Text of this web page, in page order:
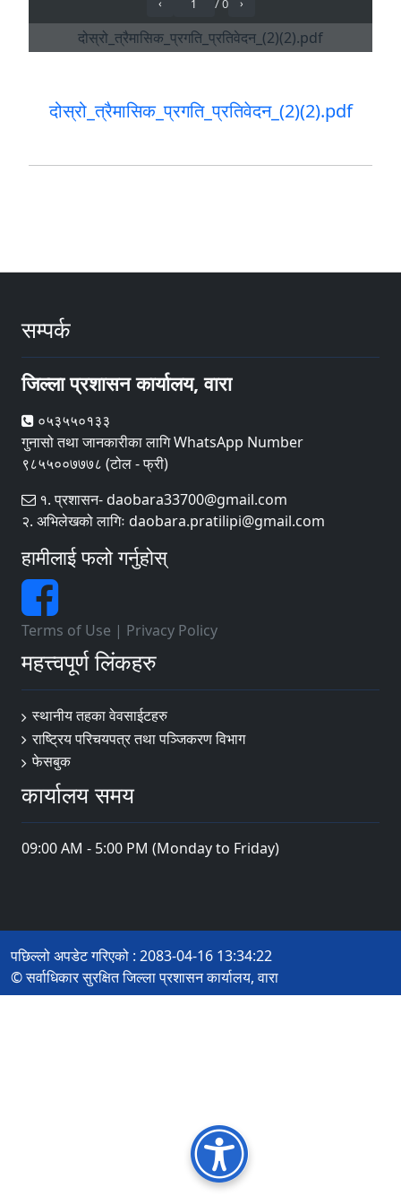
दोस्रो_त्रैमासिक_प्रगति_प्रतिवेदन_(2)(2).pdf
सम्पर्क
जिल्ला प्रशासन कार्यालय, वारा
०५३५५०१३३
गुनासो तथा जानकारीका लागि WhatsApp Number
९८५५००७७७८ (टोल - फ्री)
१. प्रशासन- daobara33700@gmail.com
२. अभिलेखको लागिः daobara.pratilipi@gmail.com
हामीलाई फलो गर्नुहोस्
Terms of Use | Privacy Policy
महत्त्वपूर्ण लिंकहरु
स्थानीय तहका वेवसाईटहरु
राष्ट्रिय परिचयपत्र तथा पञ्जिकरण विभाग
फेसबुक
कार्यालय समय
09:00 AM - 5:00 PM (Monday to Friday)
पछिल्लो अपडेट गरिएको : 2083-04-16 13:34:22
© सर्वाधिकार सुरक्षित जिल्ला प्रशासन कार्यालय, वारा